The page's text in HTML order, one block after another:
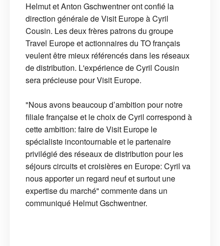
Helmut et Anton Gschwentner ont confié la
direction générale de Visit Europe à Cyril
Cousin. Les deux frères patrons du groupe
Travel Europe et actionnaires du TO français
veulent être mieux référencés dans les réseaux
de distribution. L'expérience de Cyril Cousin
sera précieuse pour Visit Europe.
"Nous avons beaucoup d’ambition pour notre
filiale française et le choix de Cyril correspond à
cette ambition: faire de Visit Europe le
spécialiste incontournable et le partenaire
privilégié des réseaux de distribution pour les
séjours circuits et croisières en Europe: Cyril va
nous apporter un regard neuf et surtout une
expertise du marché" commente dans un
communiqué Helmut Gschwentner.